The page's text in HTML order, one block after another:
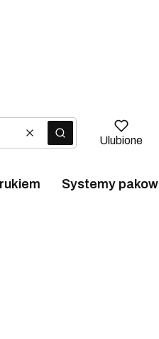
WyczyśćSzukaj Ulubione
Systemy